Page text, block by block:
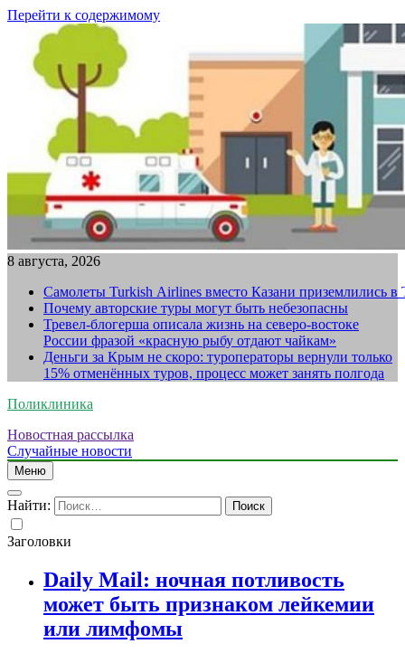
Перейти к содержимому
8 августа, 2026
Самолеты Turkish Airlines вместо Казани приземлились в
Почему авторские туры могут быть небезопасны
Тревел-блогерша описала жизнь на северо-востоке
России фразой «красную рыбу отдают чайкам»
Деньги за Крым не скоро: туроператоры вернули только
15% отменённых туров, процесс может занять полгода
Поликлиника
Новостная рассылка
Случайные новости
Меню
Найти:
Заголовки
Daily Mail: ночная потливость
может быть признаком лейкемии
или лимфомы